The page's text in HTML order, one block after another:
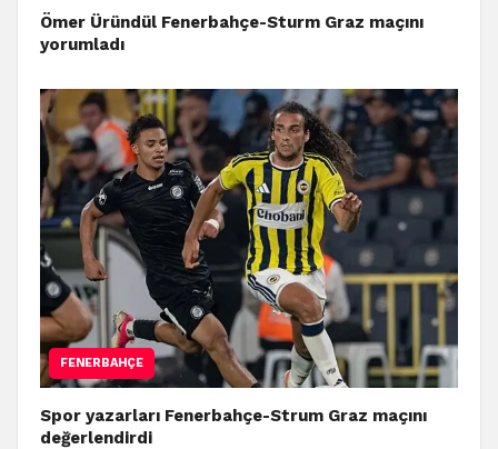
Ömer Üründül Fenerbahçe-Sturm Graz maçını
yorumladı
FENERBAHÇE
Spor yazarları Fenerbahçe-Strum Graz maçını
değerlendirdi